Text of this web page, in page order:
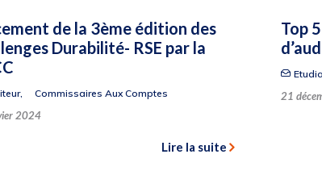
de la 3ème édition des
Durabilité- RSE par la
, Commissaires Aux Comptes
2024
Lire la suite
Top
21